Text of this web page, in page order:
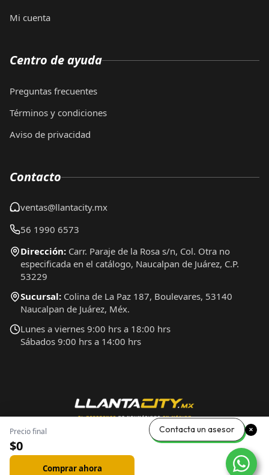
Precio final
$0
Comprar ahora
Mi cuenta
Centro de ayuda
Preguntas frecuentes
Términos y condiciones
Aviso de privacidad
Contacto
ventas@llantacity.mx
56 1990 6573
Dirección: Carr. Paraje de la Rosa s/n, Col. Otra no
especificada en el catálogo, Naucalpan de Juárez, C.P.
53229
Sucursal: Colina de La Paz 187, Boulevares, 53140
Naucalpan de Juárez, Méx.
Lunes a viernes 9:00 hrs a 18:00 hrs
Sábados 9:00 hrs a 14:00 hrs
Contacta un asesor